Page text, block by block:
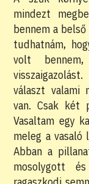
mindezt
bennem a
tudhatnám,
volt
választ valami
van. Csak két
Vasaltam egy
meleg a vasaló
Abban a
mosolygott